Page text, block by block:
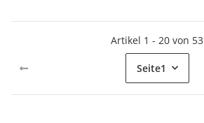
Artikel 1 - 20 von 53
Seite1